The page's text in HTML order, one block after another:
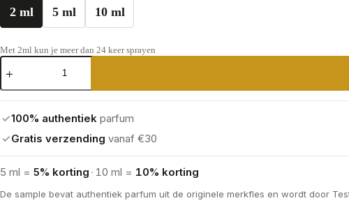
2 ml 5 ml 10 ml
Met 2ml kun je meer dan 24 keer sprayen
Versace
Crystal
Parfum
✓100% authentiek parfum
✓Gratis verzending vanaf €30
5 ml = 5% korting · 10 ml = 10% korting
De sample bevat authentiek parfum uit de originele merkfles en wordt door